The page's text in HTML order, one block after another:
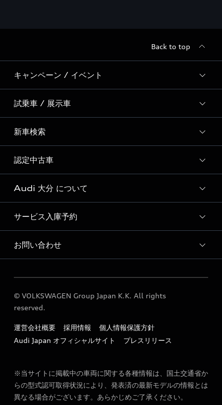
Back to top
キャンペーン / イベント
全国統一イベント
ディーラー独自イベント
試乗車 / 展示車
試乗予約
試乗車・展示車一覧
新車検索
新車検索
認定中古車
おすすめ認定中古車
Audi認定中古車検索
Audi 大分 について
Audi 大分 代表
Audi 大分 店舗情報
Audi Approved Automobile 大分 店舗情報
Audi 大分 運営会社概要
Audi 大分 公式LINEアカウント
勧誘方針
サービス入庫予約
Audi 大分 サービス入庫予約
お問い合わせ
各種お問い合わせ
© VOLKSWAGEN Group Japan K.K. All rights
reserved.
運営会社概要 採用情報
個人情報保護方針
Audi Japan オフィシャルサイト
プレスリリース
※当サイトに掲載中の車両に関する各種情報は、国土交通省か
らの型式認可取得状況により、発表済の最新モデルの情報とは
異なる場合がございます。あらかじめご了承ください。